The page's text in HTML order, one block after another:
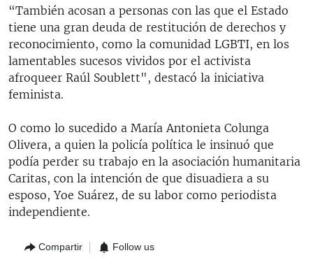
“También acosan a personas con las que el Estado
tiene una gran deuda de restitución de derechos y
reconocimiento, como la comunidad LGBTI, en los
lamentables sucesos vividos por el activista
afroqueer Raúl Soublett", destacó la iniciativa
feminista.
O como lo sucedido a María Antonieta Colunga
Olivera, a quien la policía política le insinuó que
podía perder su trabajo en la asociación humanitaria
Caritas, con la intención de que disuadiera a su
esposo, Yoe Suárez, de su labor como periodista
independiente.
Compartir Follow us